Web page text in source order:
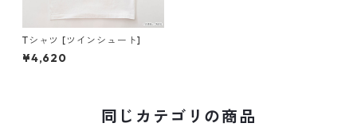
Tシャツ [ツインシュート]
¥4,620
同じカテゴリの商品